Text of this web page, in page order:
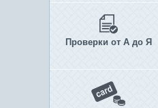
Проверки от А до Я